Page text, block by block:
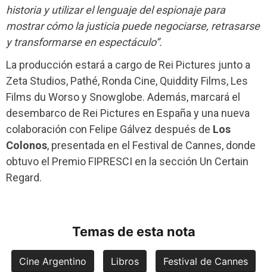
historia y utilizar el lenguaje del espionaje para
mostrar cómo la justicia puede negociarse, retrasarse
y transformarse en espectáculo”.
La producción estará a cargo de Rei Pictures junto a
Zeta Studios, Pathé, Ronda Cine, Quiddity Films, Les
Films du Worso y Snowglobe. Además, marcará el
desembarco de Rei Pictures en España y una nueva
colaboración con Felipe Gálvez después de Los
Colonos, presentada en el Festival de Cannes, donde
obtuvo el Premio FIPRESCI en la sección Un Certain
Regard.
Temas de esta nota
Cine Argentino Libros Festival de Cannes